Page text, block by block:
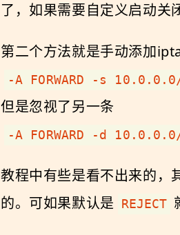
了，如果需要自定义启动关
第二个方法就是手动添加
-A FORWARD -s
但是忽视了另一条
-A FORWARD -d
教程中有些是看不出来的，
的。可如果默认是
REJECT